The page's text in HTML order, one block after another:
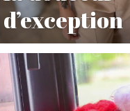
d’exception